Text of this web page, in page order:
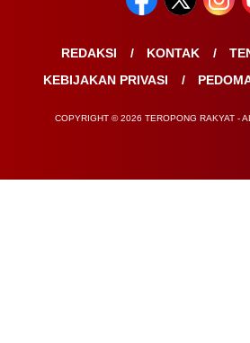
REDAKSI KONTAK
KEBIJAKAN PRIVASI
COPYRIGHT © 2026 TEROPONG RAKYAT -